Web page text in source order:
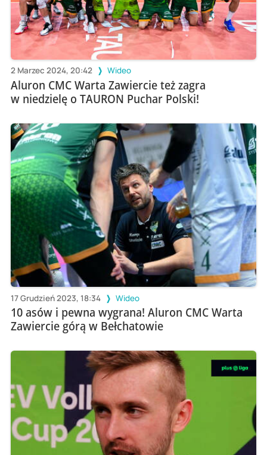
2 Marzec 2024, 20:42 Wideo
Aluron CMC Warta Zawiercie też zagra
w niedzielę o TAURON Puchar Polski!
17 Grudzień 2023, 18:34 Wideo
10 asów i pewna wygrana! Aluron CMC Warta
Zawiercie górą w Bełchatowie